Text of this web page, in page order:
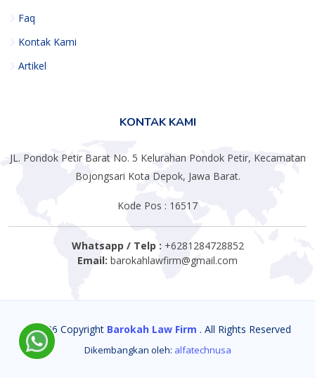
Faq
Kontak Kami
Artikel
KONTAK KAMI
JL. Pondok Petir Barat No. 5 Kelurahan Pondok Petir, Kecamatan
Bojongsari Kota Depok, Jawa Barat.
Kode Pos : 16517
Whatsapp / Telp : +6281284728852
Email: barokahlawfirm@gmail.com
© 2026 Copyright Barokah Law Firm . All Rights Reserved
Dikembangkan oleh: alfatechnusa